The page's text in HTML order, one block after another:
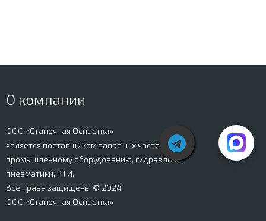
О компании
ООО «Станочная Оснастка»
является поставщиком запасных частей к
промышленному оборудованию, гидравлики,
пневматики, РТИ.
Все права защищены © 2024
ООО «Станочная Оснастка»